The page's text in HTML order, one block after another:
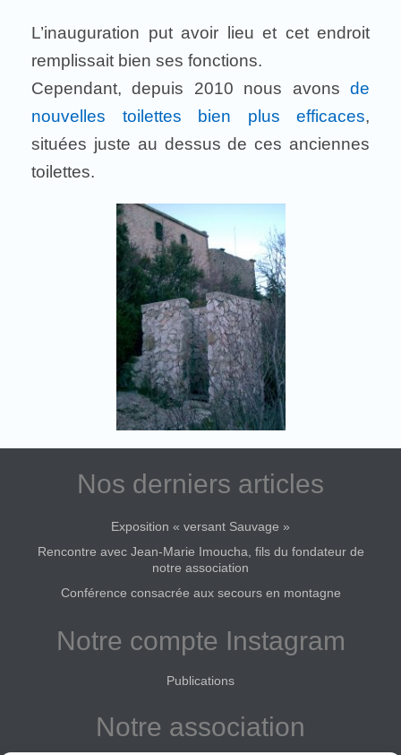
L’inauguration put avoir lieu et cet endroit
remplissait bien ses fonctions.
Cependant, depuis 2010 nous avons de
nouvelles toilettes bien plus efficaces,
situées juste au dessus de ces anciennes
toilettes.
Nos derniers articles
Exposition « versant Sauvage »
Rencontre avec Jean-Marie Imoucha, fils du fondateur de
notre association
Conférence consacrée aux secours en montagne
Notre compte Instagram
Publications
Notre association